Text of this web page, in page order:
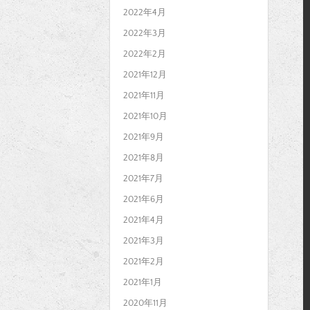
2022年4月
2022年3月
2022年2月
2021年12月
2021年11月
2021年10月
2021年9月
2021年8月
2021年7月
2021年6月
2021年4月
2021年3月
2021年2月
2021年1月
2020年11月